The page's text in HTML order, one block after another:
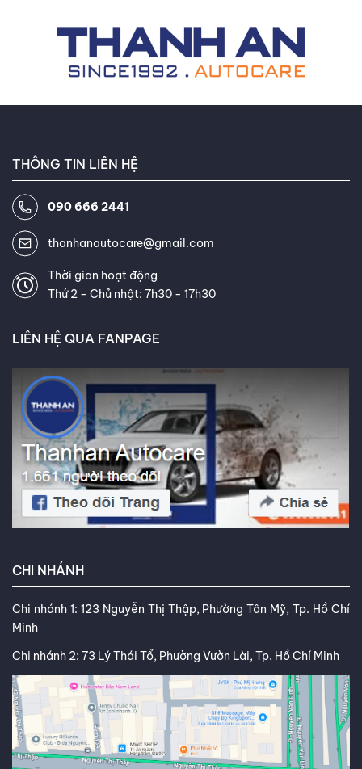
mới nhất trong ngành. Khách
hàng thường xuyên khen ngợi khả
tạp về lốp xe một cách dễ hiểu
tìm được loại lốp hoàn hảo, đáp
sách của bạn. Kết nối với tôi trên
Facebook, TikTok
THÔNG TIN LIÊN HỆ
090 666 2441
thanhanautocare@gmail.com
Thời gian hoạt động
Thứ 2 - Chủ nhật: 7h30 - 17h30
LIÊN HỆ QUA FANPAGE
CHI NHÁNH
Chi nhánh 1: 123 Nguyễn Thị Thập, Phường Tân Mỹ, Tp. Hồ Chí
Minh
Chi nhánh 2: 73 Lý Thái Tổ, Phường Vườn Lài, Tp. Hồ Chí Minh